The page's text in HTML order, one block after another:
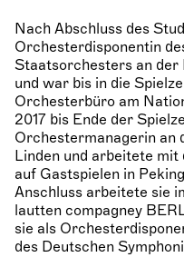
Nach Abschluss des
Orchesterdisponentin
Staatsorchesters an der
und war bis in die
Orchesterbüro am
2017 bis Ende der
Orchestermanagerin an
Linden und arbeitete
auf Gastspielen in
Anschluss arbeitete sie
lautten compagney
sie als
des Deutschen